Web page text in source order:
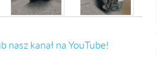
nasz kanał na YouTube!